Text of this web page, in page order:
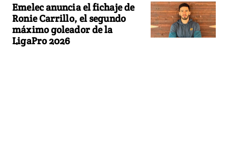
Emelec anuncia el fichaje de
Ronie Carrillo, el segundo
máximo goleador de la
LigaPro 2026